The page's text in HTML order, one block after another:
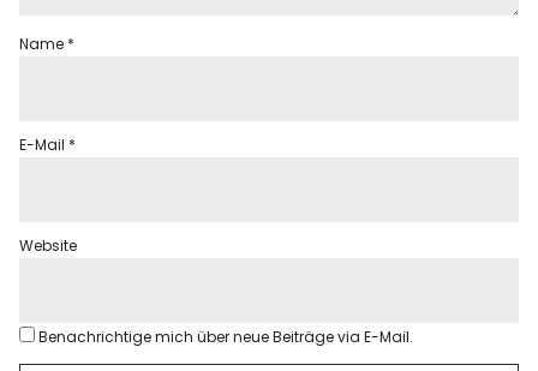
Name *
E-Mail *
Website
Benachrichtige mich über neue Beiträge via E-Mail.